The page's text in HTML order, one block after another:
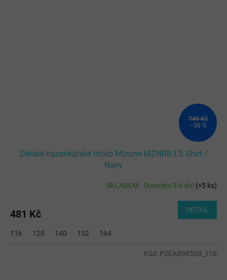
740 Kč
–35 %
Dětské házenkářské tričko Mizuno MZNRB LS Shirt /
Navy
SKLADEM - Doručení 3-6 dní(>5 ks)
481 Kč DETAIL
116 128 140 152 164
Kód: P2EAB98509_116